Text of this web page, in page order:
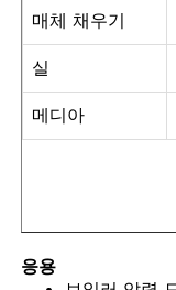
액체로 채워진
전기 접촉 압력
건식 압력 게이지
매체 채우기
실
메디아
응용